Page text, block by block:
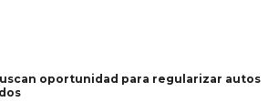
oportunidad para regularizar autos